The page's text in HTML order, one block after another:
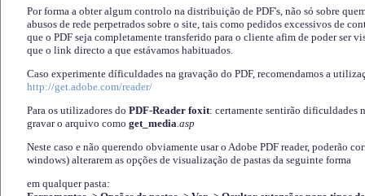
Por forma a obter algum controlo na distribuição de PDF's, não só sobre
abusos de rede perpetrados sobre o site, tais como pedidos excessivos de
que o PDF seja completamente transferido para o cliente afim de poder ser
que o link directo a que estávamos habituados.
Caso experimente díficuldades na gravação do PDF, recomendamos a
http://get.adobe.com/reader/
Para os utilizadores do PDF-Reader foxit: certamente sentirão dificuldades
gravar o arquivo como get_media.asp
Neste caso e não querendo obviamente usar o Adobe PDF reader, poderão
windows) alterarem as opções de visualização de pastas da seguinte forma
em qualquer pasta: